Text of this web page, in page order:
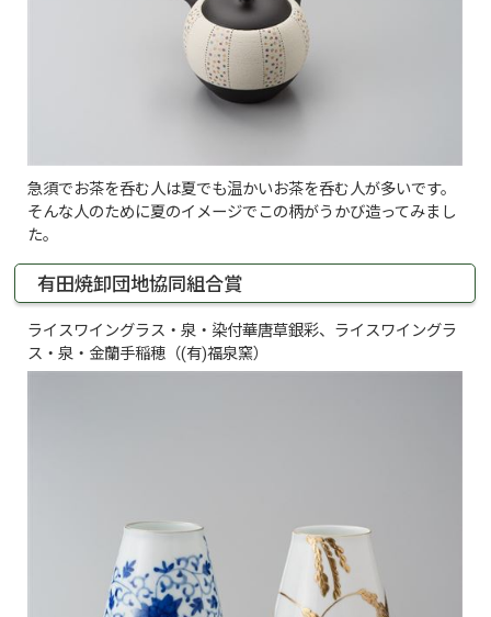
急須でお茶を呑む人は夏でも温かいお茶を呑む人が多いです。
そんな人のために夏のイメージでこの柄がうかび造ってみまし
た。
有田焼卸団地協同組合賞
ライスワイングラス・泉・染付華唐草銀彩、ライスワイングラ
ス・泉・金蘭手稲穂（(有)福泉窯）